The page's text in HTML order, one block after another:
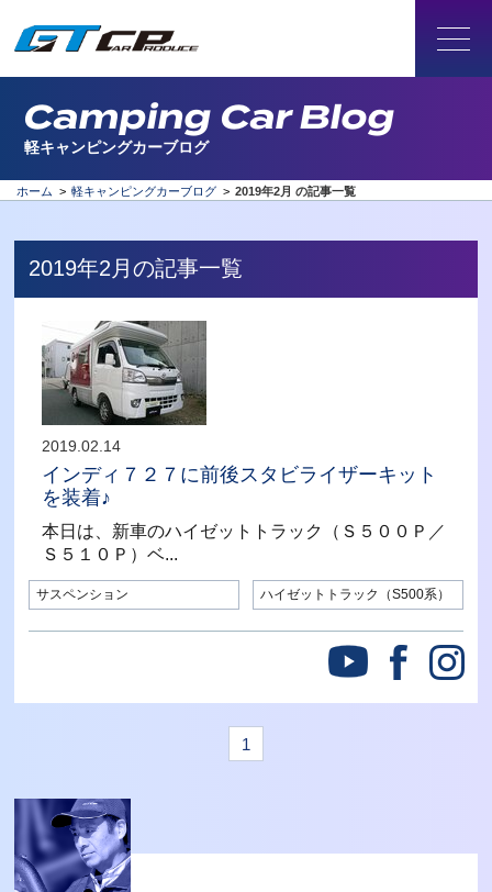
Camping Car Blog
軽キャンピングカーブログ
ホーム > 軽キャンピングカーブログ > 2019年2月 の記事一覧
2019年2月の記事一覧
2019.02.14
インディ７２７に前後スタビライザーキット
を装着♪
本日は、新車のハイゼットトラック（Ｓ５００Ｐ／
Ｓ５１０Ｐ）ベ...
サスペンション ハイゼットトラック（S500系）
1